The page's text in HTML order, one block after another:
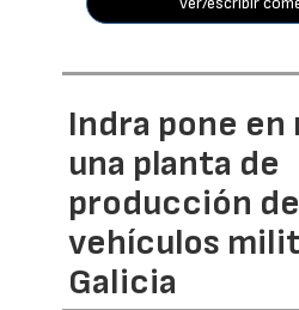
Indra pone en
una planta de
producción de
vehículos
Galicia